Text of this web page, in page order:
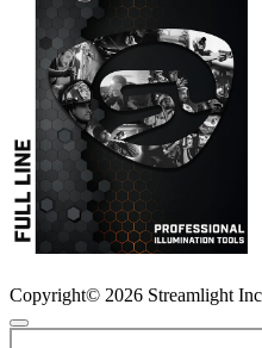
Copyright© 2026 Streamlight